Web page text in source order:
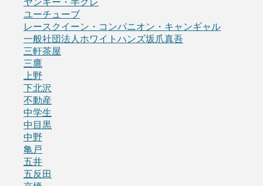
ヤンキー・半グレ
ユーチューブ
レースクイーン・コンパニオン・キャンギャル
一般社団法人ホワイトハンズ坂爪真吾
三軒茶屋
三鷹
上野
下北沢
不動産
中学生
中目黒
中野
亀戸
五井
五反田